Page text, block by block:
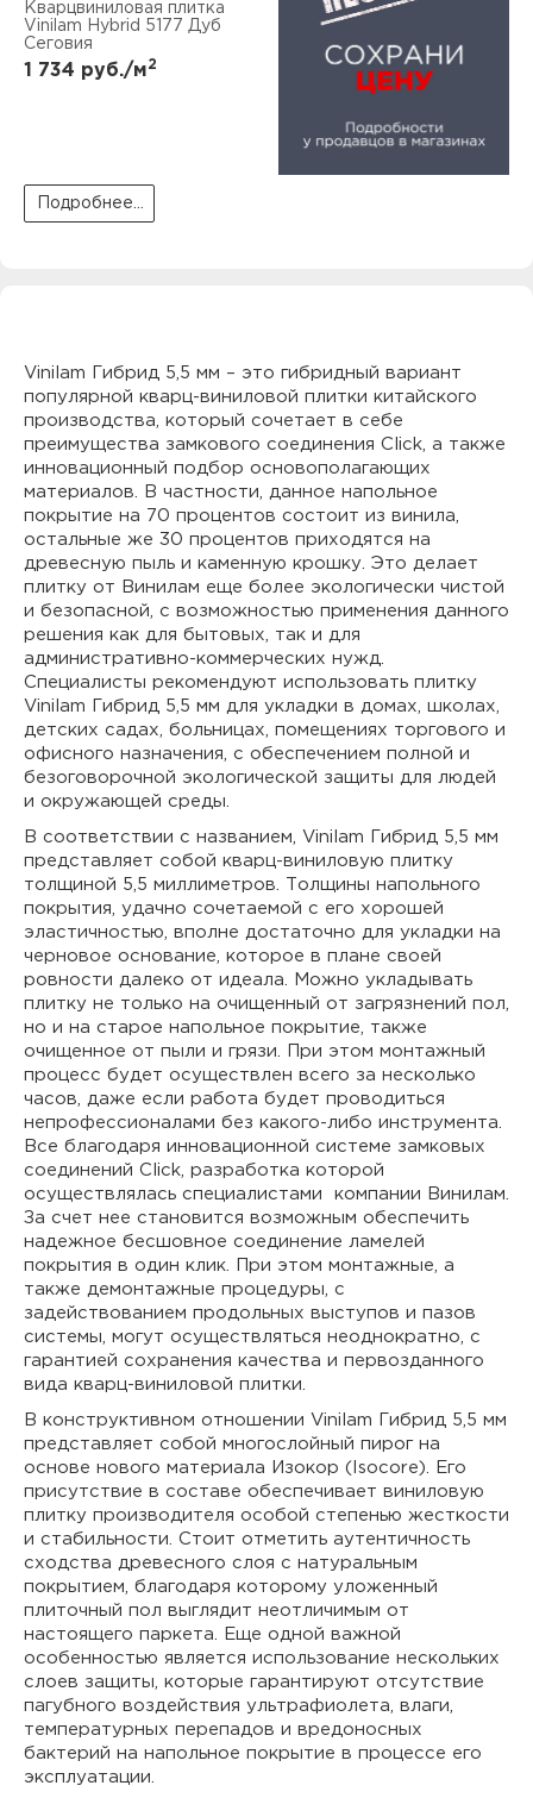
Кварцвиниловая плитка
Vinilam Hybrid 5177 Дуб
Сеговия
1 734 руб./м2
Подробнее...
Vinilam Гибрид 5,5 мм – это гибридный вариант
популярной кварц-виниловой плитки китайского
производства, который сочетает в себе
преимущества замкового соединения Click, а также
инновационный подбор основополагающих
материалов. В частности, данное напольное
покрытие на 70 процентов состоит из винила,
остальные же 30 процентов приходятся на
древесную пыль и каменную крошку. Это делает
плитку от Винилам еще более экологически чистой
и безопасной, с возможностью применения данного
решения как для бытовых, так и для
административно-коммерческих нужд.
Специалисты рекомендуют использовать плитку
Vinilam Гибрид 5,5 мм для укладки в домах, школах,
детских садах, больницах, помещениях торгового и
офисного назначения, с обеспечением полной и
безоговорочной экологической защиты для людей
и окружающей среды.
В соответствии с названием, Vinilam Гибрид 5,5 мм
представляет собой кварц-виниловую плитку
толщиной 5,5 миллиметров. Толщины напольного
покрытия, удачно сочетаемой с его хорошей
эластичностью, вполне достаточно для укладки на
черновое основание, которое в плане своей
ровности далеко от идеала. Можно укладывать
плитку не только на очищенный от загрязнений пол,
но и на старое напольное покрытие, также
очищенное от пыли и грязи. При этом монтажный
процесс будет осуществлен всего за несколько
часов, даже если работа будет проводиться
непрофессионалами без какого-либо инструмента.
Все благодаря инновационной системе замковых
соединений Click, разработка которой
осуществлялась специалистами компании Винилам.
За счет нее становится возможным обеспечить
надежное бесшовное соединение ламелей
покрытия в один клик. При этом монтажные, а
также демонтажные процедуры, с
задействованием продольных выступов и пазов
системы, могут осуществляться неоднократно, с
гарантией сохранения качества и первозданного
вида кварц-виниловой плитки.
В конструктивном отношении Vinilam Гибрид 5,5 мм
представляет собой многослойный пирог на
основе нового материала Изокор (Isocore). Его
присутствие в составе обеспечивает виниловую
плитку производителя особой степенью жесткости
и стабильности. Стоит отметить аутентичность
сходства древесного слоя с натуральным
покрытием, благодаря которому уложенный
плиточный пол выглядит неотличимым от
настоящего паркета. Еще одной важной
особенностью является использование нескольких
слоев защиты, которые гарантируют отсутствие
пагубного воздействия ультрафиолета, влаги,
температурных перепадов и вредоносных
бактерий на напольное покрытие в процессе его
эксплуатации.